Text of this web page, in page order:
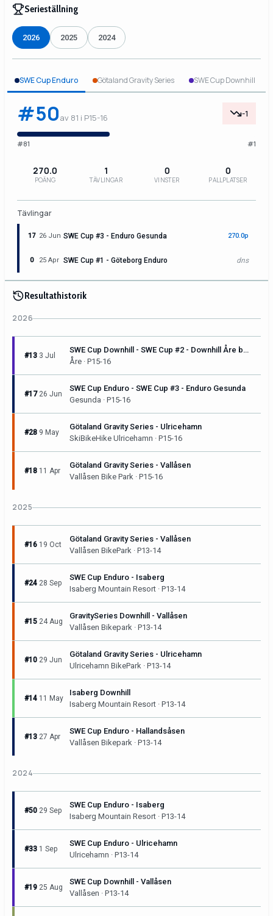
Serieställning
2026 2025 2024
SWE Cup Enduro Götaland Gravity Series SWE Cup Downhill
#50av 81 i P15-16 -1
#81 #1
270.0
POÄNG
1
TÄVLINGAR
0
VINSTER
0
PALLPLATSER
Tävlingar
17 26 Jun SWE Cup #3 - Enduro Gesunda 270.0p
0 25 Apr SWE Cup #1 - Göteborg Enduro dns
Resultathistorik
2026
#13 3 Jul
SWE Cup Downhill - SWE Cup #2 - Downhill Åre by Pirelli
Åre · P15-16
#17 26 Jun
SWE Cup Enduro - SWE Cup #3 - Enduro Gesunda
Gesunda · P15-16
#28 9 May
Götaland Gravity Series - Ulricehamn
SkiBikeHike Ulricehamn · P15-16
#18 11 Apr
Götaland Gravity Series - Vallåsen
Vallåsen Bike Park · P15-16
2025
#16 19 Oct
Götaland Gravity Series - Vallåsen
Vallåsen BikePark · P13-14
#24 28 Sep
SWE Cup Enduro - Isaberg
Isaberg Mountain Resort · P13-14
#15 24 Aug
GravitySeries Downhill - Vallåsen
Vallåsen Bikepark · P13-14
#10 29 Jun
Götaland Gravity Series - Ulricehamn
Ulricehamn BikePark · P13-14
#14 11 May
Isaberg Downhill
Isaberg Mountain Resort · P13-14
#13 27 Apr
SWE Cup Enduro - Hallandsåsen
Vallåsen Bikepark · P13-14
2024
#50 29 Sep
SWE Cup Enduro - Isaberg
Isaberg Mountain Resort · P13-14
#33 1 Sep
SWE Cup Enduro - Ulricehamn
Ulricehamn · P13-14
#19 25 Aug
SWE Cup Downhill - Vallåsen
Vallåsen · P13-14